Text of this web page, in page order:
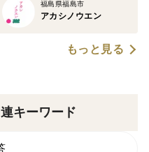
福島県福島市
アカシノウエン
もっと見る
キーワード